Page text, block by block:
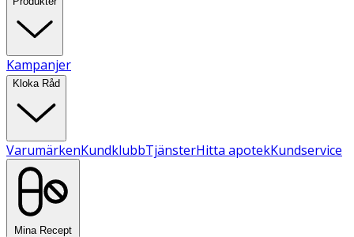
Kampanjer
Kloka Råd
VarumärkenKundklubbTjänsterHitta apotekKundservice
Mina Recept